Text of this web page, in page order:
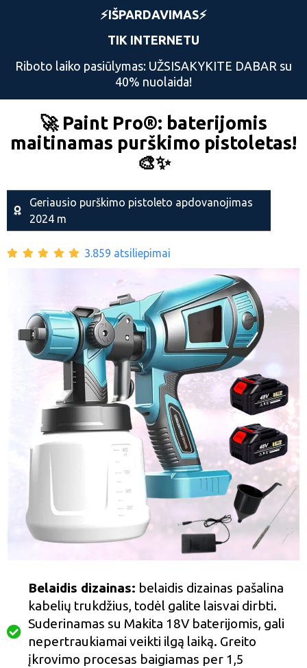
⚡️IŠPARDAVIMAS⚡️
TIK INTERNETU
Riboto laiko pasiūlymas: UŽSISAKYKITE DABAR su
40% nuolaida!
🚀 Paint Pro®: baterijomis
maitinamas purškimo pistoletas!
🎨✨
Geriausio purškimo pistoleto apdovanojimas
2024 m
3.859 atsiliepimai
Belaidis dizainas: belaidis dizainas pašalina
kabelių trukdžius, todėl galite laisvai dirbti.
Suderinamas su Makita 18V baterijomis, gali
nepertraukiamai veikti ilgą laiką. Greito
įkrovimo procesas baigiamas per 1,5